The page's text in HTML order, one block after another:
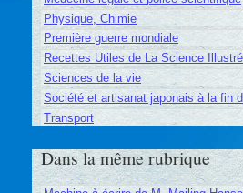
Physique, Chimie
Première guerre mondiale
Recettes Utiles de La Science
Sciences de la vie
Société et artisanat japonais à la fin
Transport
Dans la même rubrique